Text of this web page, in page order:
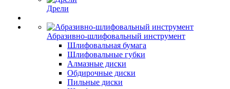
Дрели
Абразивно-шлифовальный инструмент
Шлифовальная бумага
Шлифовальные губки
Алмазные диски
Обдирочные диски
Пильные диски